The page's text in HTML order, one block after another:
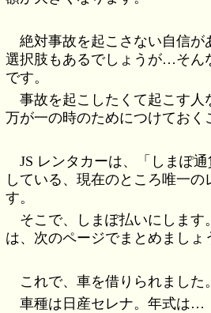
絶対事故を起こさない自信が
選択肢もあるでしょうが…そん
です。
事故を起こしたくて起こす人
万が一の時のためにつけておく
JS レンタカーは、「しまぽ
している、現在のところ唯一
す。
そこで、しまぽ払いにします
は、次のページでまとめましょ
これで、車を借りられました。
車種は日産セレナ。年式は…